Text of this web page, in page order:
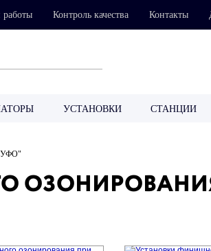
Контроль качества Контакты
УСТАНОВКИ СТАНЦИИ
"УФО"